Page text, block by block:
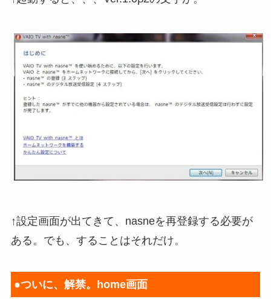
↑設定画面が出てきて、nasneを再登録する必要が
ある。でも、することはそれだけ。
●ついに、解禁。home画面